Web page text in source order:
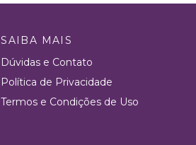
SAIBA MAIS
Dúvidas e Contato
Política de Privacidade
Termos e Condições de Uso